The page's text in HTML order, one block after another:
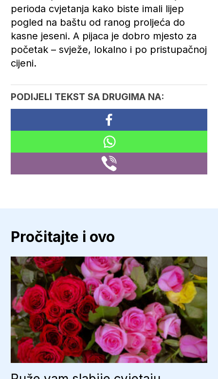
perioda cvjetanja kako biste imali lijep
pogled na baštu od ranog proljeća do
kasne jeseni. A pijaca je dobro mjesto za
početak – svježe, lokalno i po pristupačnoj
cijeni.
PODIJELI TEKST SA DRUGIMA NA:
Pročitajte i ovo